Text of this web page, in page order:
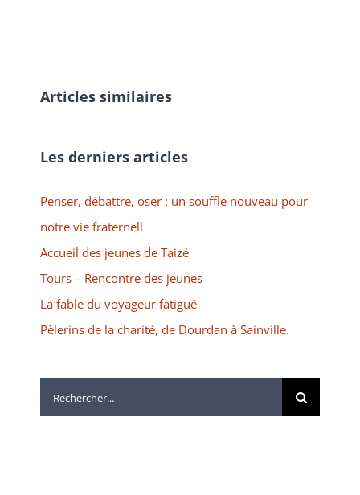
Articles similaires
Les derniers articles
Penser, débattre, oser : un souffle nouveau pour
notre vie fraternell
Accueil des jeunes de Taizé
Tours – Rencontre des jeunes
La fable du voyageur fatigué
Pèlerins de la charité, de Dourdan à Sainville.
Rechercher: